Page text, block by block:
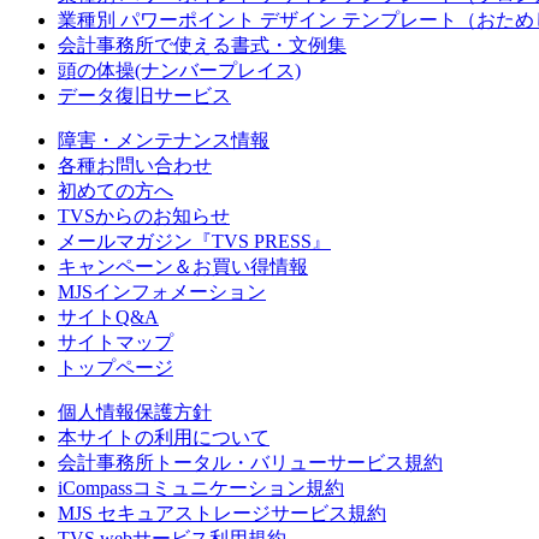
業種別 パワーポイント デザイン テンプレート（おため
会計事務所で使える書式・文例集
頭の体操(ナンバープレイス)
データ復旧サービス
障害・メンテナンス情報
各種お問い合わせ
初めての方へ
TVSからのお知らせ
メールマガジン『TVS PRESS』
キャンペーン＆お買い得情報
MJSインフォメーション
サイトQ&A
サイトマップ
トップページ
個人情報保護方針
本サイトの利用について
会計事務所トータル・バリューサービス規約
iCompassコミュニケーション規約
MJS セキュアストレージサービス規約